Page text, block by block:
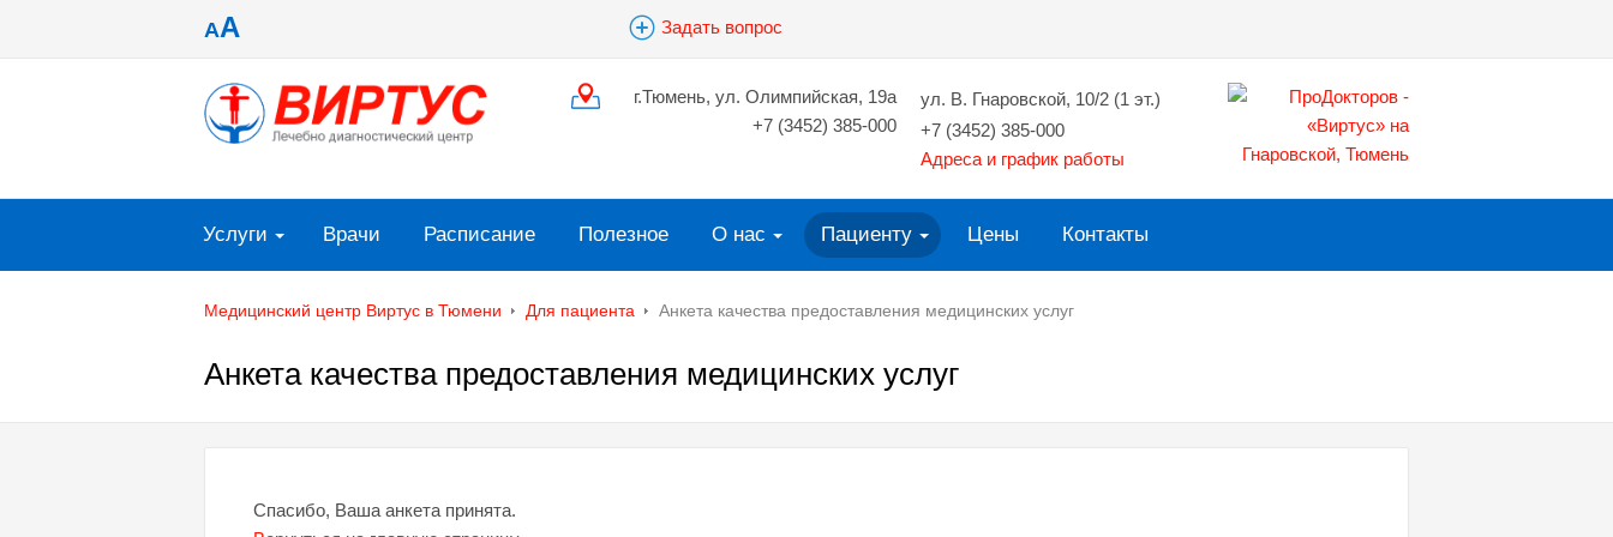
AA Задать вопрос
г.Тюмень, ул. Олимпийская, 19а
+7 (3452) 385-000
ул. В. Гнаровской, 10/2 (1 эт.)
+7 (3452) 385-000
Адреса и график работы
Услуги Врачи Расписание Полезное О нас Пациенту Цены Контакты
Медицинский центр Виртус в Тюмени Для пациента Анкета качества предоставления медицинских услуг
Анкета качества предоставления медицинских услуг
Спасибо, Ваша анкета принята.